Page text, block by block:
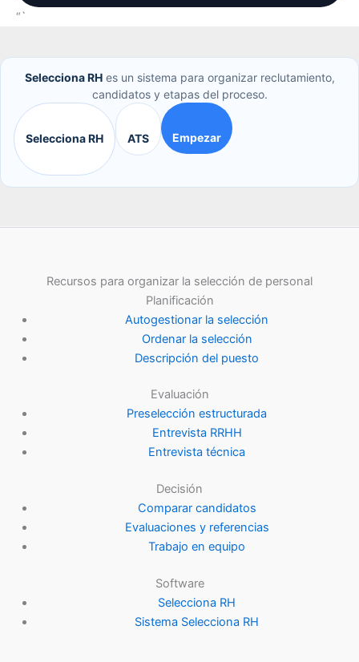
“`
Selecciona RHes un sistema para organizar reclutamiento,
candidatos y etapas del proceso.
Selecciona RH ATS Empezar
Recursos para organizar la selección de personal
Planificación
Autogestionar la selección
Ordenar la selección
Descripción del puesto
Evaluación
Preselección estructurada
Entrevista RRHH
Entrevista técnica
Decisión
Comparar candidatos
Evaluaciones y referencias
Trabajo en equipo
Software
Selecciona RH
Sistema Selecciona RH